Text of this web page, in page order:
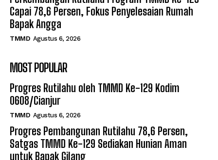
Capai 78,6 Persen, Fokus Penyelesaian Rumah
Bapak Angga
TMMD Agustus 6, 2026
MOST POPULAR
Progres Rutilahu oleh TMMD Ke-129 Kodim
0608/Cianjur
TMMD Agustus 6, 2026
Progres Pembangunan Rutilahu 78,6 Persen,
Satgas TMMD Ke-129 Sediakan Hunian Aman
untuk Bapak Gilang